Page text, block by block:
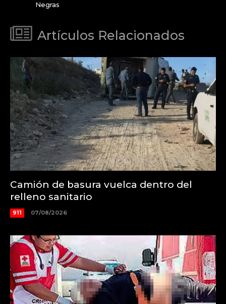
Negras
Artículos Relacionados
Camión de basura vuelca dentro del
relleno sanitario
911 07/08/2026